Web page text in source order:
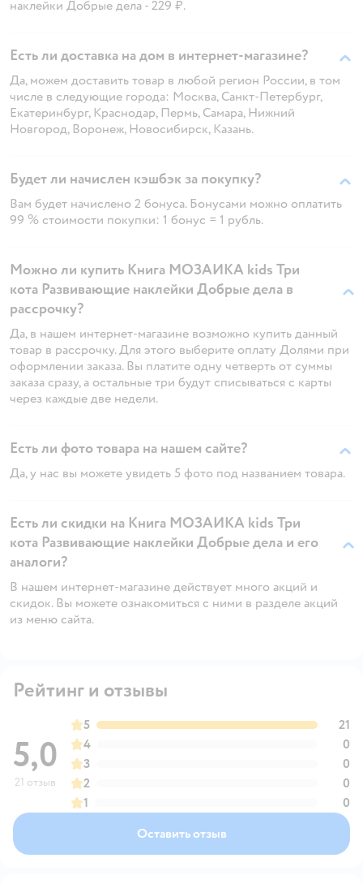
наклейки Добрые дела - 229 ₽.
Есть ли доставка на дом в интернет-магазине?
Да, можем доставить товар в любой регион России, в том
числе в следующие города: Москва, Санкт-Петербург,
Екатеринбург, Краснодар, Пермь, Самара, Нижний
Новгород, Воронеж, Новосибирск, Казань.
Будет ли начислен кэшбэк за покупку?
Вам будет начислено 2 бонуса. Бонусами можно оплатить
99 % стоимости покупки: 1 бонус = 1 рубль.
Можно ли купить Книга МОЗАИКА kids Три
кота Развивающие наклейки Добрые дела в
рассрочку?
Да, в нашем интернет-магазине возможно купить данный
товар в рассрочку. Для этого выберите оплату Долями при
оформлении заказа. Вы платите одну четверть от суммы
заказа сразу, а остальные три будут списываться с карты
через каждые две недели.
Есть ли фото товара на нашем сайте?
Да, у нас вы можете увидеть 5 фото под названием товара.
Есть ли скидки на Книга МОЗАИКА kids Три
кота Развивающие наклейки Добрые дела и его
аналоги?
В нашем интернет-магазине действует много акций и
скидок. Вы можете ознакомиться с ними в разделе акций
из меню сайта.
Рейтинг и отзывы
5,0
21 отзыв
5
21
4
0
3
0
2
0
1
0
Оставить отзыв